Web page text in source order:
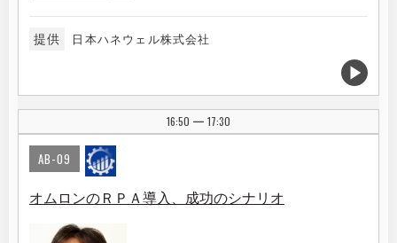
提供 日本ハネウェル株式会社
16:50 | 17:30
AB-09
オムロンのＲＰＡ導入、成功のシナリオ